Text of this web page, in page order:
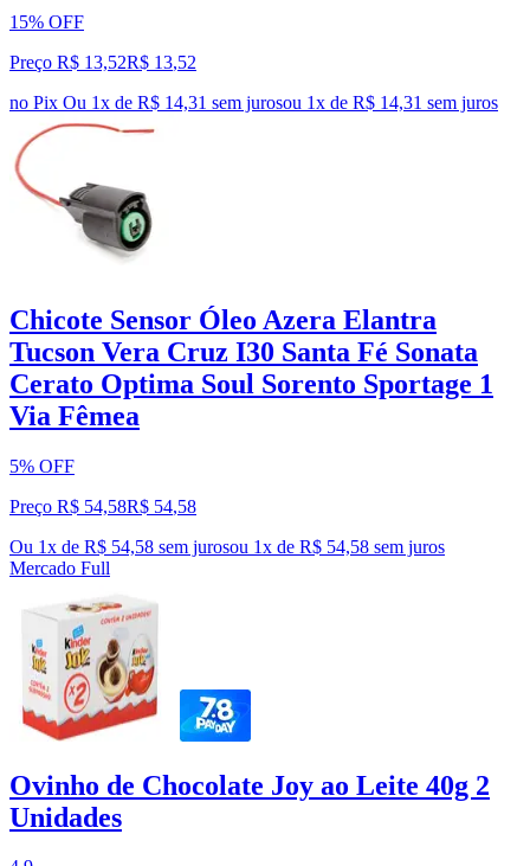
15% OFF
Preço R$ 13,52R$ 13,52
no Pix Ou 1x de R$ 14,31 sem jurosou 1x de R$ 14,31 sem juros
Chicote Sensor Óleo Azera Elantra
Tucson Vera Cruz I30 Santa Fé Sonata
Cerato Optima Soul Sorento Sportage 1
Via Fêmea
5% OFF
Preço R$ 54,58R$ 54,58
Ou 1x de R$ 54,58 sem jurosou 1x de R$ 54,58 sem juros
Mercado Full
Ovinho de Chocolate Joy ao Leite 40g 2
Unidades